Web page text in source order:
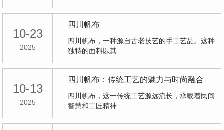
10-23
2025
四川帆布
四川帆布，一种源自古老技艺的手工艺品。这种
独特的面料以其…
10-13
2025
四川帆布：传统工艺的魅力与时尚融合
四川帆布，这一传统工艺源远流长，承载着民间
智慧和工匠精神…